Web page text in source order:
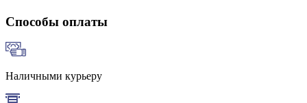
Способы оплаты
Наличными курьеру